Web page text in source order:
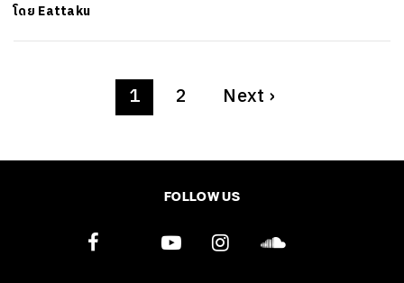
โดย Eattaku
1 2 Next ›
FOLLOW US